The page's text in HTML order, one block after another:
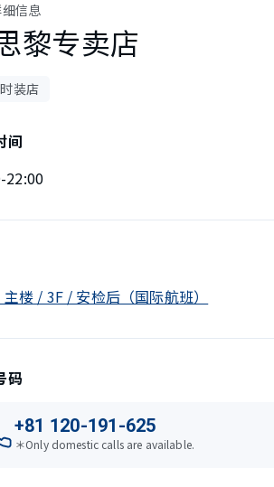
信息
黎专卖店
装店
间
22:00
楼 / 3F / 安检后（国际航班）
码
+81 120-191-625
＊Only domestic calls are available.